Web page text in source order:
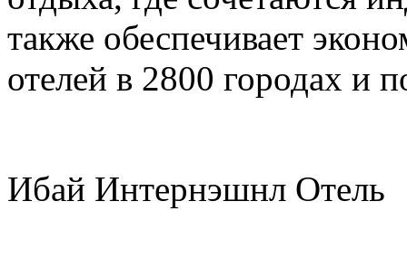
также обеспечивает
отелей в 2800 городах и
Ибай Интернэшнл Отель